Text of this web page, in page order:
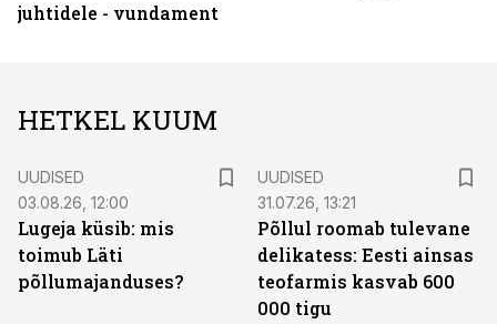
juhtidele - vundament
HETKEL KUUM
UUDISED
03.08.26, 12:00
Lugeja küsib: mis
toimub Läti
põllumajanduses?
UUDISED
31.07.26, 13:21
Põllul roomab tulevane
delikatess: Eesti ainsas
teofarmis kasvab 600
000 tigu